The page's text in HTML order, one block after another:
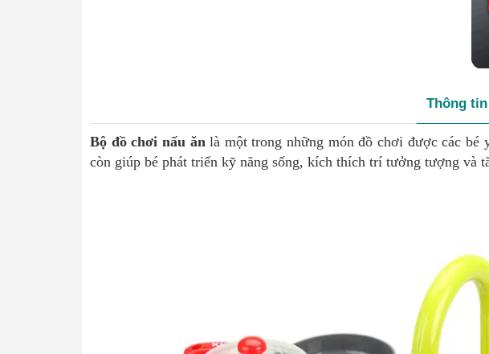
Thông
Bộ đồ chơi nấu ănlà một trong những món đồ chơi được các bé
còn giúp bé phát triển kỹ năng sống, kích thích trí tưởng tượng và